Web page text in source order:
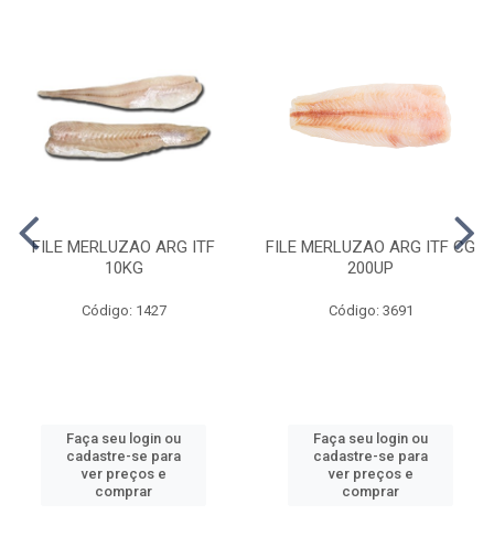
FILE MERLUZAO ARG ITF
10KG
Código: 1427
Faça seu login ou
cadastre-se para
ver preços e
comprar
FILE MERLUZAO ARG ITF CG
200UP
Código: 3691
Faça seu login ou
cadastre-se para
ver preços e
comprar